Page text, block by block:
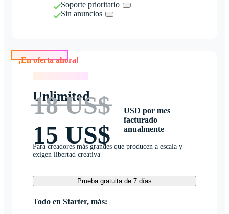
Soporte prioritario
Sin anuncios
Unlimited
18 US$
15 US$
USD por mes
facturado
anualmente
Para creadores más grandes que producen a escala y
exigen libertad creativa
Prueba gratuita de 7 días
Todo en Starter, más: